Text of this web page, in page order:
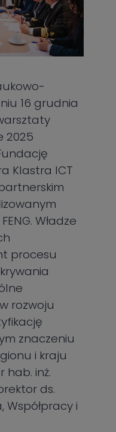
16 grudnia
2025
Klastra ICT
Władze
procesu
rozwoju
znaczeniu
i kraju
hab. inż.
ds.
Współpracy i